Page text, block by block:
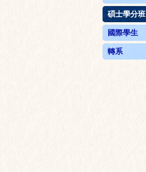
碩士學分班
國際學生
轉系